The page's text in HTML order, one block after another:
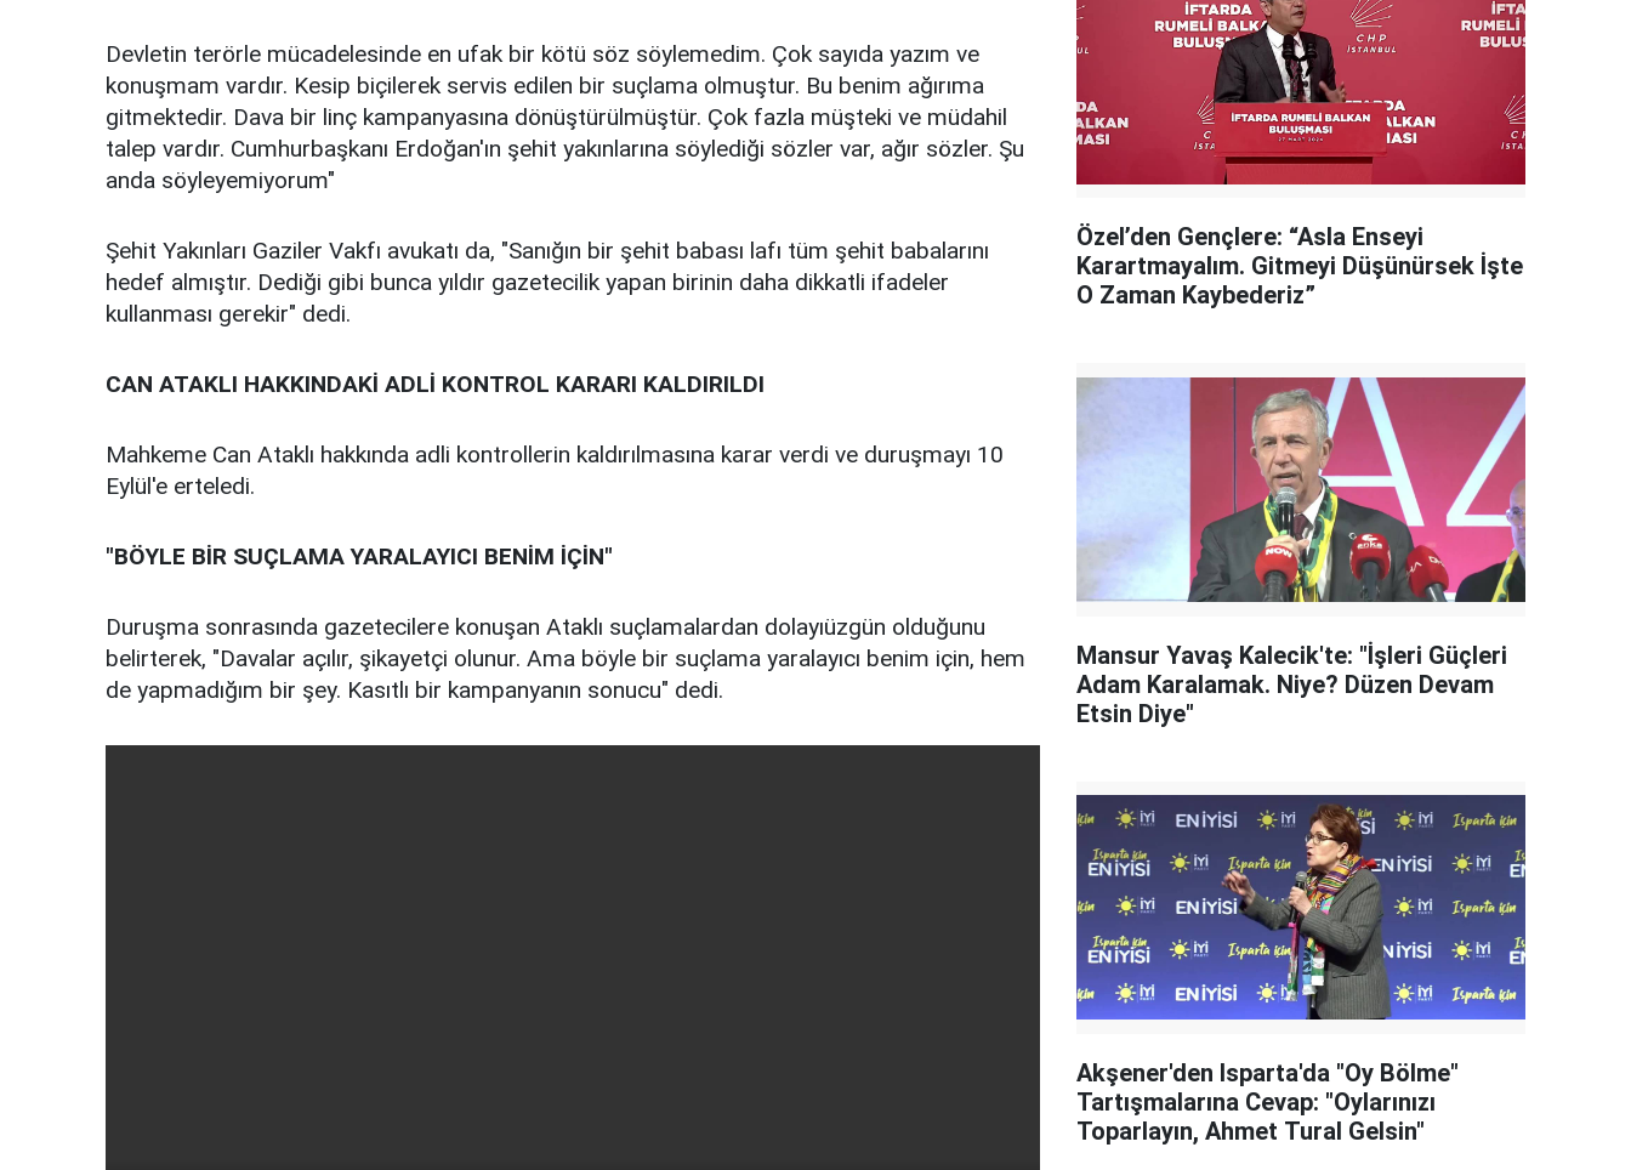
Devletin terörle mücadelesinde en ufak bir kötü söz söylemedim. Çok sayıda yazım ve
konuşmam vardır. Kesip biçilerek servis edilen bir suçlama olmuştur. Bu benim ağırıma
gitmektedir. Dava bir linç kampanyasına dönüştürülmüştür. Çok fazla müşteki ve müdahil
talep vardır. Cumhurbaşkanı Erdoğan'ın şehit yakınlarına söylediği sözler var, ağır sözler. Şu
anda söyleyemiyorum"
Şehit Yakınları Gaziler Vakfı avukatı da, "Sanığın bir şehit babası lafı tüm şehit babalarını
hedef almıştır. Dediği gibi bunca yıldır gazetecilik yapan birinin daha dikkatli ifadeler
kullanması gerekir" dedi.
CAN ATAKLI HAKKINDAKİ ADLİ KONTROL KARARI KALDIRILDI
Mahkeme Can Ataklı hakkında adli kontrollerin kaldırılmasına karar verdi ve duruşmayı 10
Eylül'e erteledi.
"BÖYLE BİR SUÇLAMA YARALAYICI BENİM İÇİN"
Duruşma sonrasında gazetecilere konuşan Ataklı suçlamalardan dolayıüzgün olduğunu
belirterek, "Davalar açılır, şikayetçi olunur. Ama böyle bir suçlama yaralayıcı benim için, hem
de yapmadığım bir şey. Kasıtlı bir kampanyanın sonucu" dedi.
Özel’den Gençlere: “Asla Enseyi
Karartmayalım. Gitmeyi Düşünürsek İşte
O Zaman Kaybederiz”
Mansur Yavaş Kalecik'te: "İşleri Güçleri
Adam Karalamak. Niye? Düzen Devam
Etsin Diye"
Akşener'den Isparta'da "Oy Bölme"
Tartışmalarına Cevap: "Oylarınızı
Toparlayın, Ahmet Tural Gelsin"